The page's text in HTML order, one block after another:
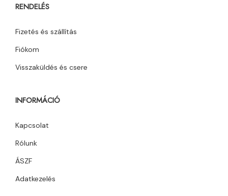
RENDELÉS
Fizetés és szállítás
Fiókom
Visszaküldés és csere
INFORMÁCIÓ
Kapcsolat
Rólunk
ÁSZF
Adatkezelés